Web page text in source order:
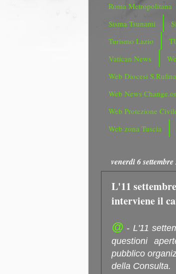
Roma Metropolitana
Sisma Tsunami
Turismo Lazio
Vatican News
Web Diocesi
Web News
Web Protezione
Web zona Tuscia
venerdì 6 settembre
L'11
interviene il
@ - L'11
questioni
pubblico
della Consulta.